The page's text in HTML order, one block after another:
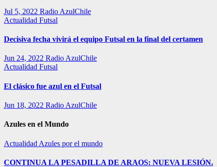
Jul 5, 2022 Radio AzulChile
Actualidad Futsal
Decisiva fecha vivirá el equipo Futsal en la final del certamen
Jun 24, 2022 Radio AzulChile
Actualidad Futsal
El clásico fue azul en el Futsal
Jun 18, 2022 Radio AzulChile
Azules en el Mundo
Actualidad Azules por el mundo
CONTINUA LA PESADILLA DE ARAOS: NUEVA LESIÓN.